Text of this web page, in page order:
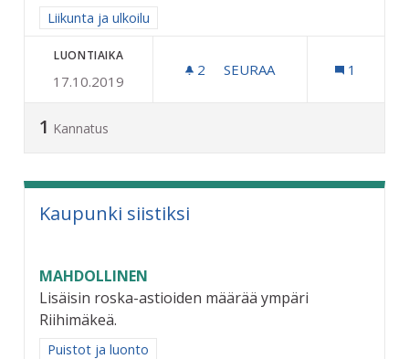
Rajaa tulokset aihepiirin mukaan: Liikunta ja ulkoilu
Liikunta ja ulkoilu
LUONTIAIKA
17.10.2019
2 2 SEURAAJAA
SEURAA 1
1 Kannatus
Kaupunki siistiksi
MAHDOLLINEN
Lisäisin roska-astioiden määrää ympäri
Riihimäkeä.
Rajaa tulokset aihepiirin mukaan: Puistot ja luonto
Puistot ja luonto